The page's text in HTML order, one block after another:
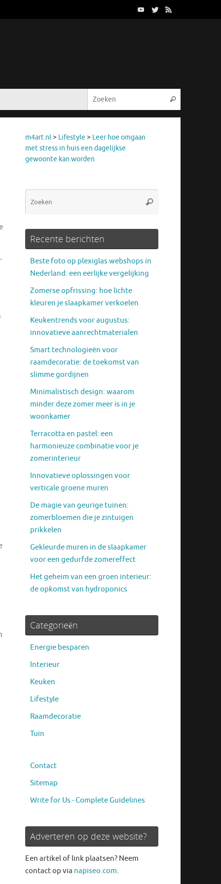
Zoeken
m4art.nl > Lifestyle > Leer hoe omgaan
met stress in huis een dagelijkse
gewoonte kan worden
Zoeken
Recente berichten
Beste foto op plexiglas webshops in
Nederland: een eerlijke vergelijking
Zomerse opfrissing: hoe lichte
kleuren je slaapkamer verkoelen
Keukentrends voor augustus:
innovatieve aanrechtmaterialen
Smart technologieën voor
raamdecoratie: de toekomst van
slimme gordijnen
Minimalistisch design: waarom
minder deze zomer meer is in je
woonkamer
Terracotta en pastel: een
harmonieuze combinatie voor je
zomerinterieur
Innovatieve oplossingen voor
verticale groene muren
De magie van geurige tuinen:
zomerbloemen die je zintuigen
prikkelen
Gekleurde muren in de slaapkamer
voor een gedurfde zomereffect
Het geheim van een groen interieur:
de opkomst van hydroponics
Categorieën
Energie besparen
Interieur
Keuken
Lifestyle
Raamdecoratie
Tuin
Contact
Sitemap
Write for Us - Complete Guidelines
Adverteren op deze website?
Een artikel of link plaatsen? Neem
contact op via napiseo.com.